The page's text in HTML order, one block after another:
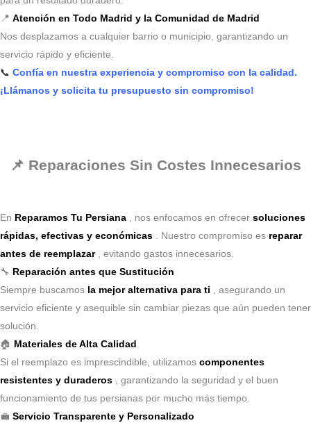
📍 Atención en Todo Madrid y la Comunidad de Madrid
Nos desplazamos a cualquier barrio o municipio, garantizando un
servicio rápido y eficiente.
📞 Confía en nuestra experiencia y compromiso con la calidad.
¡Llámanos y solicita tu presupuesto sin compromiso!
📌 Reparaciones Sin Costes Innecesarios
En Reparamos Tu Persiana , nos enfocamos en ofrecer soluciones
rápidas, efectivas y económicas . Nuestro compromiso es reparar
antes de reemplazar, evitando gastos innecesarios.
🔧 Reparación antes que Sustitución
Siempre buscamos la mejor alternativa para ti , asegurando un
servicio eficiente y asequible sin cambiar piezas que aún pueden tener
solución.
🏠 Materiales de Alta Calidad
Si el reemplazo es imprescindible, utilizamos componentes
resistentes y duraderos , garantizando la seguridad y el buen
funcionamiento de tus persianas por mucho más tiempo.
💼 Servicio Transparente y Personalizado